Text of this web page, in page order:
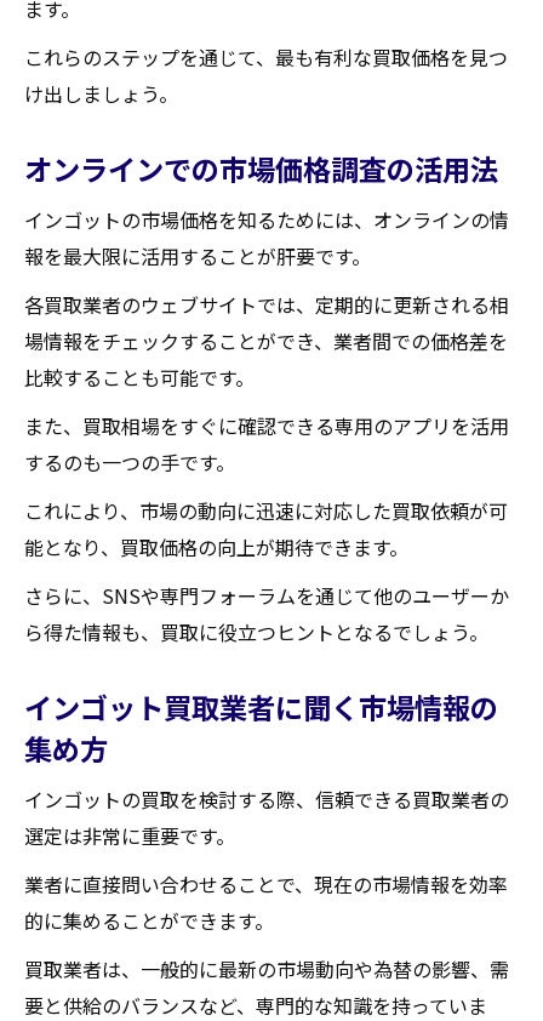
ます。
これらのステップを通じて、最も有利な買取価格を見つ
け出しましょう。
オンラインでの市場価格調査の活用法
インゴットの市場価格を知るためには、オンラインの情
報を最大限に活用することが肝要です。
各買取業者のウェブサイトでは、定期的に更新される相
場情報をチェックすることができ、業者間での価格差を
比較することも可能です。
また、買取相場をすぐに確認できる専用のアプリを活用
するのも一つの手です。
これにより、市場の動向に迅速に対応した買取依頼が可
能となり、買取価格の向上が期待できます。
さらに、SNSや専門フォーラムを通じて他のユーザーか
ら得た情報も、買取に役立つヒントとなるでしょう。
インゴット買取業者に聞く市場情報の
集め方
インゴットの買取を検討する際、信頼できる買取業者の
選定は非常に重要です。
業者に直接問い合わせることで、現在の市場情報を効率
的に集めることができます。
買取業者は、一般的に最新の市場動向や為替の影響、需
要と供給のバランスなど、専門的な知識を持っていま